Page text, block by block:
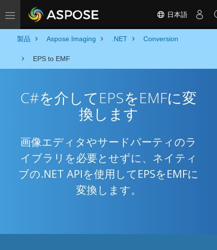
Toggle navigation 日本語
製品 Aspose.Imaging .NET Conversion
EPS to EMF
C#を介してEPSをEMFに変
換します
画像エディタやサードパーティのラ
イブラリを必要とせずに、ネイティ
ブの.NET APIを使用してEPSをEMFに
変換します。